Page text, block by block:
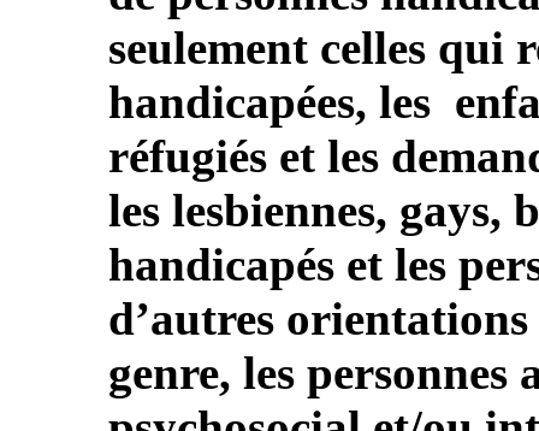
seulement celles qui
handicapées, les
réfugiés et les
les lesbiennes, gays,
handicapés et les
d’autres
genre, les